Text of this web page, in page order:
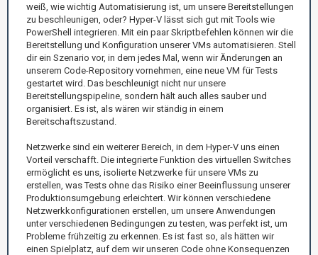
weiß, wie wichtig Automatisierung ist, um unsere Bereitstellungen
zu beschleunigen, oder? Hyper-V lässt sich gut mit Tools wie
PowerShell integrieren. Mit ein paar Skriptbefehlen können wir die
Bereitstellung und Konfiguration unserer VMs automatisieren. Stell
dir ein Szenario vor, in dem jedes Mal, wenn wir Änderungen an
unserem Code-Repository vornehmen, eine neue VM für Tests
gestartet wird. Das beschleunigt nicht nur unsere
Bereitstellungspipeline, sondern hält auch alles sauber und
organisiert. Es ist, als wären wir ständig in einem
Bereitschaftszustand.
Netzwerke sind ein weiterer Bereich, in dem Hyper-V uns einen
Vorteil verschafft. Die integrierte Funktion des virtuellen Switches
ermöglicht es uns, isolierte Netzwerke für unsere VMs zu
erstellen, was Tests ohne das Risiko einer Beeinflussung unserer
Produktionsumgebung erleichtert. Wir können verschiedene
Netzwerkkonfigurationen erstellen, um unsere Anwendungen
unter verschiedenen Bedingungen zu testen, was perfekt ist, um
Probleme frühzeitig zu erkennen. Es ist fast so, als hätten wir
einen Spielplatz, auf dem wir unseren Code ohne Konsequenzen